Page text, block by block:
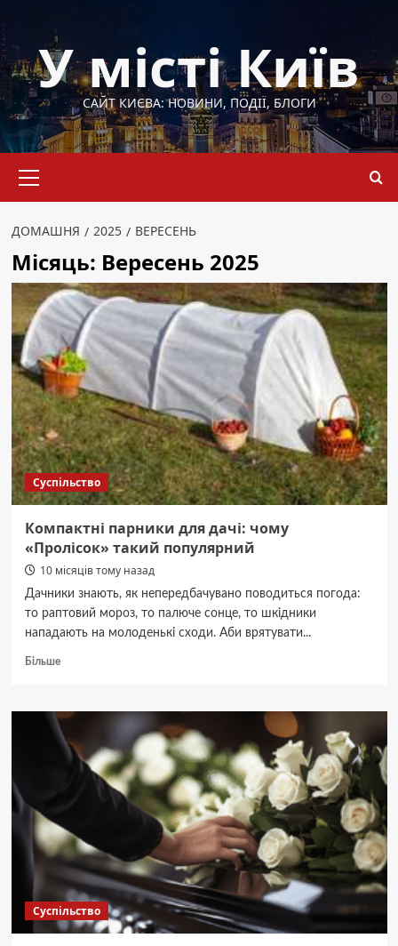
до
вмістуУ місті Київ
САЙТ КИЄВА: НОВИНИ, ПОДІЇ, БЛОГИ
меню
ДОМАШНЯ 2025 ВЕРЕСЕНЬ
Місяць: Вересень 2025
Суспільство
Компактні парники для дачі: чому
«Пролісок» такий популярний
10 місяців тому назад
Дачники знають, як непередбачувано поводиться погода:
то раптовий мороз, то палюче сонце, то шкідники
нападають на молоденькі сходи. Аби врятувати...
БільшеДокладніше
парники
для
дачі:
чому
«Пролісок»
популярний
Суспільство